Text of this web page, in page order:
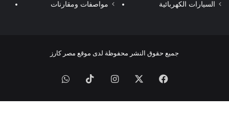
السيارات الكهربائية مواصفات ومقارنات
جميع حقوق النشر محفوظة لدى موقع مصر كارز
فيسبوك انستقرام‫TikTokواتساب